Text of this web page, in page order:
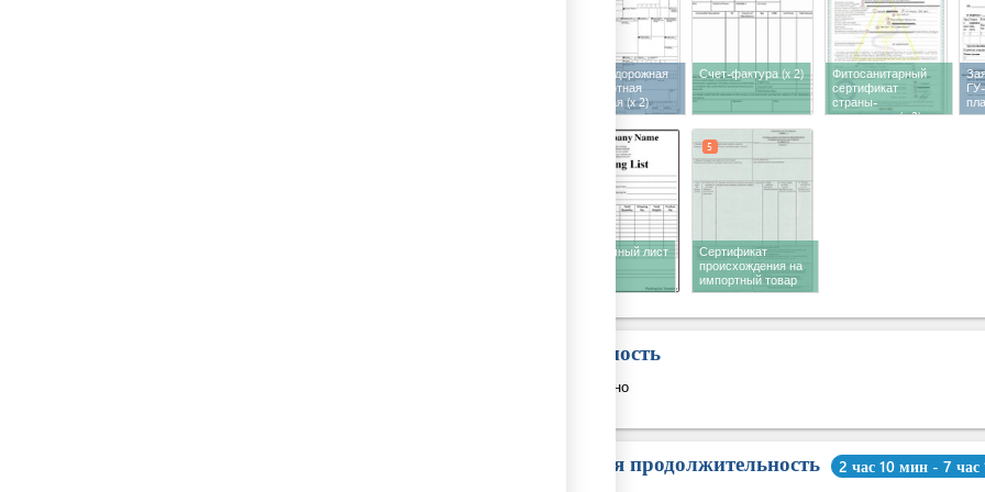
Железнодорожная
транспортная
накладная(x 2)
Счет-фактура(x 2)
Фитосанитарный
сертификат
страны-
экспортера(x 2)
Упаковочный лист
Сертификат
происхождения на
импортный товар
5
Стоимость
Бесплатно
Общая продолжительность 2 час 10 мин - 7